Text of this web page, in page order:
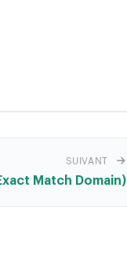
SUIVANT
Match Domain)